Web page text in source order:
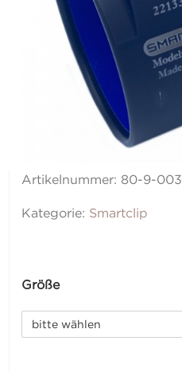
Artikelnummer: 80-9-003
Kategorie: Smartclip
Größe
bitte wählen